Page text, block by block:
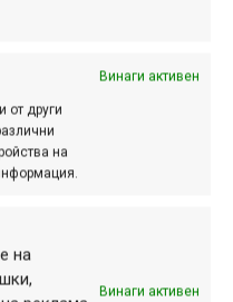
Винаги активен
от други
на
на
Винаги активен